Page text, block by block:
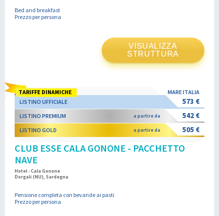
Bed and breakfast
Prezzo per persona
VISUALIZZA
STRUTTURA
MARE ITALIA
LISTINO UFFICIALE
573 €
LISTINO PREMIUM a partire da 542 €
LISTINO GOLD a partire da 505 €
TARIFFE DINAMICHE
CLUB ESSE CALA GONONE - PACCHETTO
NAVE
Hotel - Cala Gonone
Dorgali (NU), Sardegna
Pensione completa con bevande ai pasti
Prezzo per persona